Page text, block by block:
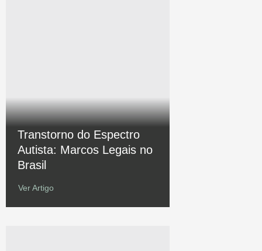
Transtorno do Espectro
Autista: Marcos Legais no
Brasil
Ver Artigo